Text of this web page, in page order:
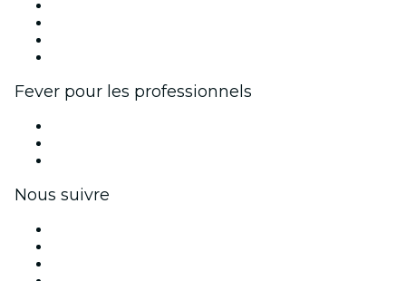
Fever pour les professionnels
Nous suivre